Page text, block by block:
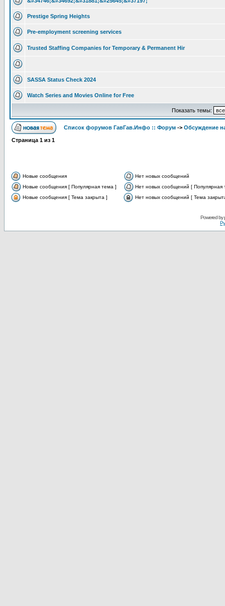
Prestige Spring Heights
Pre-employment screening services
Trusted Staffing Companies for Temporary & Permanent Hir
SASSA Status Check 2024
Watch Series and Movies Online for Free
Показать темы:
Список форумов ГавГав.Инфо :: Форум -> Обсуждение
Страница 1 из 1
Новые сообщения
Нет новых сообщений
Новые сообщения [ Популярная тема ]
Нет новых сообщений [ Популярная
Новые сообщения [ Тема закрыта ]
Нет новых сообщений [ Тема
Powered by